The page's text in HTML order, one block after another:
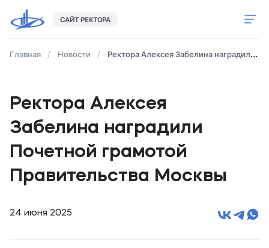
САЙТ РЕКТОРА
Контакты
Сайт МФЮА
Главная Новости Ректора Алексея Забелина наградили Почетной грамотой Правительства Москвы
Ректора Алексея
Забелина наградили
Почетной грамотой
Правительства Москвы
24 июня 2025